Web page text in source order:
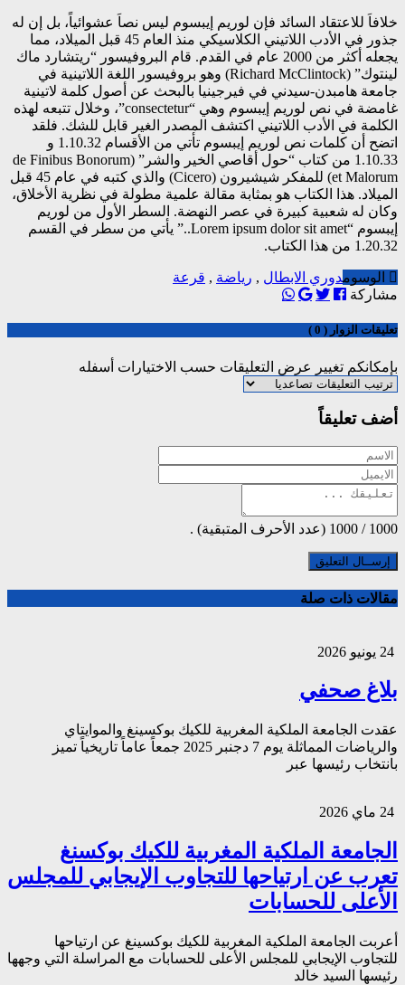
خلافاَ للاعتقاد السائد فإن لوريم إيبسوم ليس نصاَ عشوائياً، بل إن له
جذور في الأدب اللاتيني الكلاسيكي منذ العام 45 قبل الميلاد، مما
يجعله أكثر من 2000 عام في القدم. قام البروفيسور “ريتشارد ماك
لينتوك” (Richard McClintock) وهو بروفيسور اللغة اللاتينية في
جامعة هامبدن-سيدني في فيرجينيا بالبحث عن أصول كلمة لاتينية
غامضة في نص لوريم إيبسوم وهي “consectetur”، وخلال تتبعه لهذه
الكلمة في الأدب اللاتيني اكتشف المصدر الغير قابل للشك. فلقد
اتضح أن كلمات نص لوريم إيبسوم تأتي من الأقسام 1.10.32 و
1.10.33 من كتاب “حول أقاصي الخير والشر” (de Finibus Bonorum
et Malorum) للمفكر شيشيرون (Cicero) والذي كتبه في عام 45 قبل
الميلاد. هذا الكتاب هو بمثابة مقالة علمية مطولة في نظرية الأخلاق،
وكان له شعبية كبيرة في عصر النهضة. السطر الأول من لوريم
إيبسوم “Lorem ipsum dolor sit amet..” يأتي من سطر في القسم
1.20.32 من هذا الكتاب.
الوسومدوري الابطال , رياضة , قرعة
مشاركة
تعليقات الزوار ( 0 )
بإمكانكم تغيير عرض التعليقات حسب الاختيارات أسفله
أضف تعليقاً
1000
/
1000 (عدد الأحرف المتبقية) .
مقالات ذات صلة
بلاغ صحفي
عقدت الجامعة الملكية المغربية للكيك بوكسينغ والموايتاي
والرياضات المماثلة يوم 7 دجنبر 2025 جمعاً عاماً تاريخياً تميز
بانتخاب رئيسها عبر
الجامعة الملكية المغربية للكيك بوكسنغ
تعرب عن ارتياحها للتجاوب الإيجابي للمجلس
الأعلى للحسابات
أعربت الجامعة الملكية المغربية للكيك بوكسينغ عن ارتياحها
للتجاوب الإيجابي للمجلس الأعلى للحسابات مع المراسلة التي وجهها
رئيسها السيد خالد